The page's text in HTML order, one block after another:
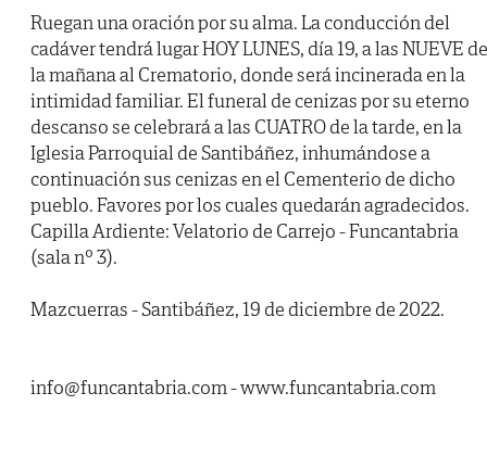
Ruegan una oración por su alma. La conducción del
cadáver tendrá lugar HOY LUNES, día 19, a las NUEVE de
la mañana al Crematorio, donde será incinerada en la
intimidad familiar. El funeral de cenizas por su eterno
descanso se celebrará a las CUATRO de la tarde, en la
Iglesia Parroquial de Santibáñez, inhumándose a
continuación sus cenizas en el Cementerio de dicho
pueblo. Favores por los cuales quedarán agradecidos.
Capilla Ardiente: Velatorio de Carrejo - Funcantabria
(sala nº 3).
Mazcuerras - Santibáñez, 19 de diciembre de 2022.
info@funcantabria.com - www.funcantabria.com